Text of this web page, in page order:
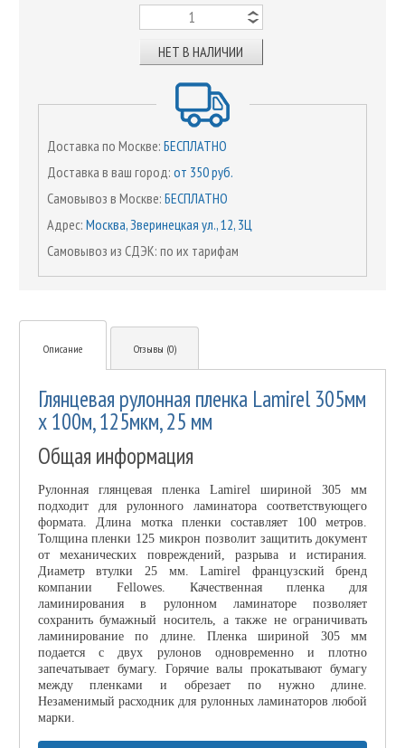
НЕТ В НАЛИЧИИ
Доставка по Москве: БЕСПЛАТНО
Доставка в ваш город: от 350 руб.
Самовывоз в Москве: БЕСПЛАТНО
Адрес: Москва, Зверинецкая ул., 12, 3Ц
Самовывоз из СДЭК: по их тарифам
Описание Отзывы (0)
Глянцевая рулонная пленка Lamirel 305мм
х 100м, 125мкм, 25 мм
Общая информация
Рулонная глянцевая пленка Lamirel шириной 305 мм
подходит для рулонного ламинатора соответствующего
формата. Длина мотка пленки составляет 100 метров.
Толщина пленки 125 микрон позволит защитить документ
от механических повреждений, разрыва и истирания.
Диаметр втулки 25 мм. Lamirel французский бренд
компании Fellowes. Качественная пленка для
ламинирования в рулонном ламинаторе позволяет
сохранить бумажный носитель, а также не ограничивать
ламинирование по длине. Пленка шириной 305 мм
подается с двух рулонов одновременно и плотно
запечатывает бумагу. Горячие валы прокатывают бумагу
между пленками и обрезает по нужно длине.
Незаменимый расходник для рулонных ламинаторов любой
марки.